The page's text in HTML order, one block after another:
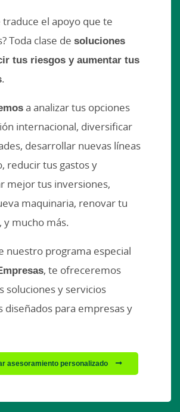
traduce el apoyo que te
Toda clase de soluciones
tus riesgos y aumentar tus
.
a analizar tus opciones
internacional, diversificar
desarrollar nuevas líneas
reducir tus gastos y
mejor tus inversiones,
maquinaria, renovar tu
y mucho más.
nuestro programa especial
, te ofreceremos
soluciones y servicios
diseñados para empresas y
asesoramiento personalizado